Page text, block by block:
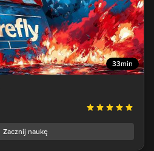
33min
Zacznij naukę